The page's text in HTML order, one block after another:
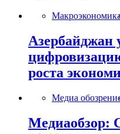
Азербайджан
роста
Медиа
Медиаобзор: